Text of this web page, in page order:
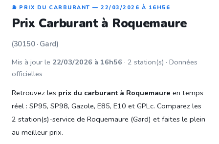
⛽ PRIX DU CARBURANT — 22/03/2026 À 16H56
Prix Carburant à Roquemaure
(30150 · Gard)
Mis à jour le 22/03/2026 à 16h56 · 2 station(s) · Données
officielles
Retrouvez les prix du carburant à Roquemaure en temps
réel : SP95, SP98, Gazole, E85, E10 et GPLc. Comparez les
2 station(s)-service de Roquemaure (Gard) et faites le plein
au meilleur prix.